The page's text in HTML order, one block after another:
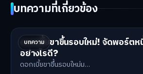
บทความที่เกี่ยวข้อง
บทความ
ดอกเบี้ยขาขึ้นรอบใหม่! จัดพอร์ต
อย่างไรดี?
ดอกเบี้ยขาขึ้นรอบใหม่ม…